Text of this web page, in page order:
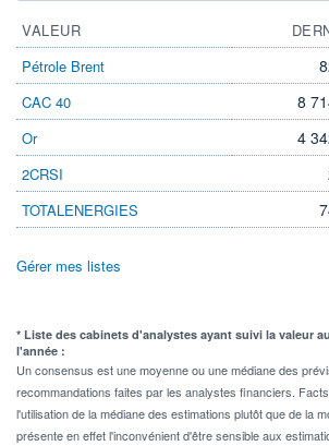
VALEUR
Pétrole Brent
CAC 40 8
Or 4
2CRSI
TOTALENERGIES
Gérer mes listes
* Liste des cabinets d'analystes ayant suivi la valeur
l'année :
Un consensus est une moyenne ou une médiane des
recommandations faites par les analystes financiers.
l'utilisation de la médiane des estimations plutôt que de la
présente en effet l'inconvénient d'être sensible aux